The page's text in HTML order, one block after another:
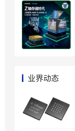
业界动态